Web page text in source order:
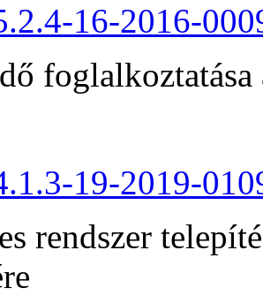
16-2016-
19-2019-
rendszer